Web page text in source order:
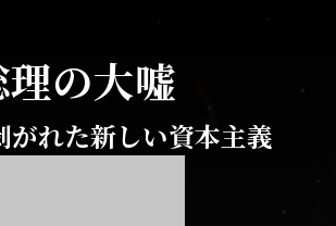
の大嘘
がれた新しい資本主義